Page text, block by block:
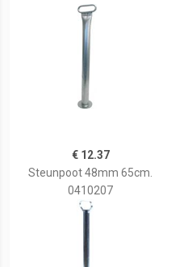
€ 12.37
Steunpoot 48mm 65cm.
0410207